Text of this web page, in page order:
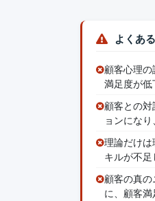
よくあ
顧客心理
満足度が低
顧客との
ョンにな
理論だけは
キルが不足
顧客の真
に、顧客満